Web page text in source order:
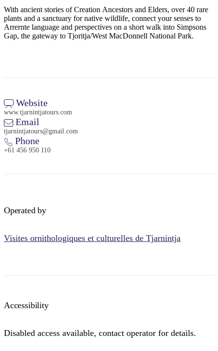
Rechercher:
With ancient stories of Creation Ancestors and Elders, over 40 rare
plants and a sanctuary for native wildlife, connect your senses to
Arrernte language and perspectives on a short walk into Simpsons
Gap, the gateway to Tjoritja/West MacDonnell National Park.
Website
www.tjarnintjatours.com
Email
tjarnintjatours@gmail.com
Phone
+61 456 950 110
Operated by
Visites ornithologiques et culturelles de Tjarnintja
Accessibility
Disabled access available, contact operator for details.